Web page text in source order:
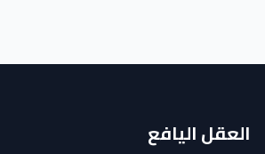
العقل اليافع